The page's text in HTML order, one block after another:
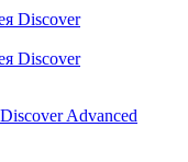
Advanced